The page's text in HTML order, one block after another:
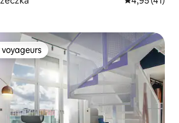
les plus appréciés